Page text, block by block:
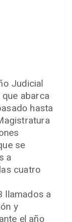
Judicial
abarca
hasta
se
a
cuatro
llamados a
y
el año